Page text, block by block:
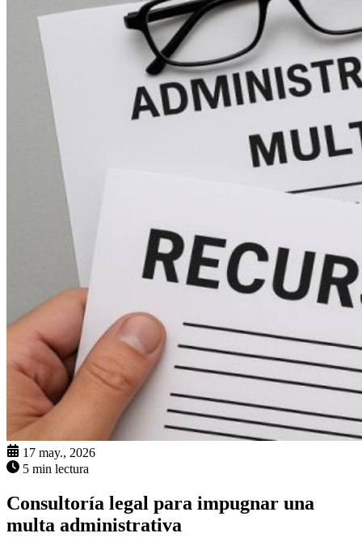
17 may., 2026
5 min lectura
Consultoría legal para impugnar una
multa administrativa